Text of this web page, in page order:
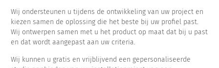
Wij ondersteunen u tijdens de ontwikkeling van uw project en
kiezen samen de oplossing die het beste bij uw profiel past.
Wij ontwerpen samen met u het product op maat dat bij u past
en dat wordt aangepast aan uw criteria.
Wij kunnen u gratis en vrijblijvend een gepersonaliseerde